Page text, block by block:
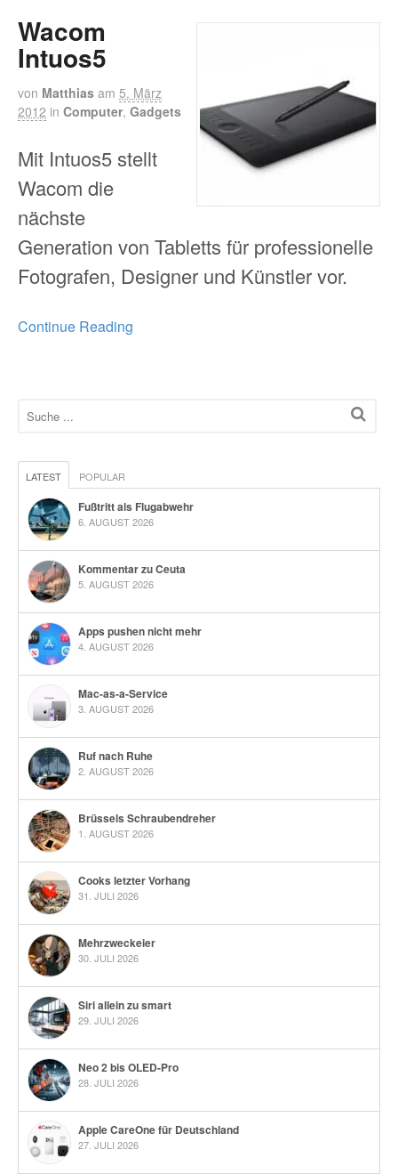
Wacom
Intuos5
von Matthias am 5. März
2012 in Computer, Gadgets
Mit Intuos5 stellt
Wacom die
nächste
Generation von Tabletts für professionelle
Fotografen, Designer und Künstler vor.
Continue Reading
LATEST POPULAR
Fußtritt als Flugabwehr
6. AUGUST 2026
Kommentar zu Ceuta
5. AUGUST 2026
Apps pushen nicht mehr
4. AUGUST 2026
Mac-as-a-Service
3. AUGUST 2026
Ruf nach Ruhe
2. AUGUST 2026
Brüssels Schraubendreher
1. AUGUST 2026
Cooks letzter Vorhang
31. JULI 2026
Mehrzweckeier
30. JULI 2026
Siri allein zu smart
29. JULI 2026
Neo 2 bis OLED-Pro
28. JULI 2026
Apple CareOne für Deutschland
27. JULI 2026